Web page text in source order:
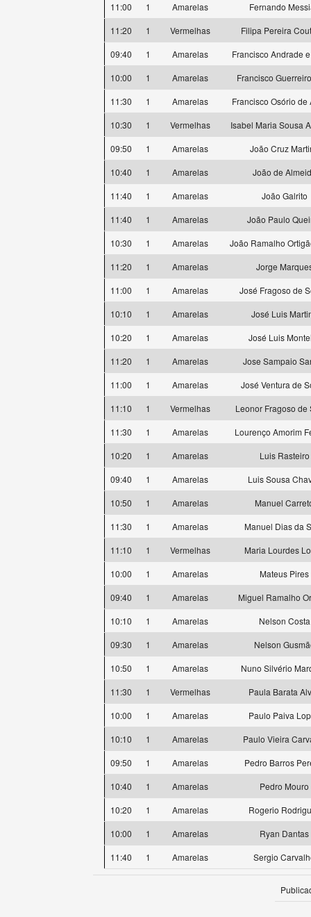
11:00
1 Amarelas
Fernando
11:20
1 Vermelhas
Filipa Pereira
09:40
1 Amarelas
Francisco Andrade
10:00
1 Amarelas
Francisco
11:30
1 Amarelas
Francisco Osório de
10:30
1 Vermelhas
Isabel Maria Sousa
09:50
1 Amarelas
João Cruz
10:40
1 Amarelas
João de
11:40
1 Amarelas
João Galrito
11:40
1 Amarelas
João Paulo
10:30
1 Amarelas
João Ramalho
11:20
1 Amarelas
Jorge
11:00
1 Amarelas
José Fragoso de
10:10
1 Amarelas
José Luis
10:20
1 Amarelas
José Luis
11:20
1 Amarelas
Jose Sampaio
11:00
1 Amarelas
José Ventura de
11:10
1 Vermelhas
Leonor Fragoso de
11:30
1 Amarelas
Lourenço Amorim
10:20
1 Amarelas
Luis Rasteiro
09:40
1 Amarelas
Luis Sousa
10:50
1 Amarelas
Manuel
11:30
1 Amarelas
Manuel Dias da
11:10
1 Vermelhas
Maria Lourdes
10:00
1 Amarelas
Mateus Pires
09:40
1 Amarelas
Miguel Ramalho
10:10
1 Amarelas
Nelson Costa
09:30
1 Amarelas
Nelson
10:50
1 Amarelas
Nuno Silvério
11:30
1 Vermelhas
Paula Barata
10:00
1 Amarelas
Paulo Paiva
10:10
1 Amarelas
Paulo Vieira
09:50
1 Amarelas
Pedro Barros
10:40
1 Amarelas
Pedro Mouro
10:20
1 Amarelas
Rogerio
10:00
1 Amarelas
Ryan Dantas
11:40
1 Amarelas Sergio